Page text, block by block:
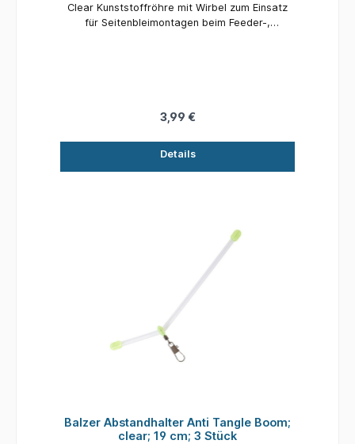
Clear Kunststoffröhre mit Wirbel zum Einsatz
für Seitenbleimontagen beim Feeder-,
3,99 €
Details
Balzer Abstandhalter Anti Tangle Boom;
clear; 19 cm; 3 Stück